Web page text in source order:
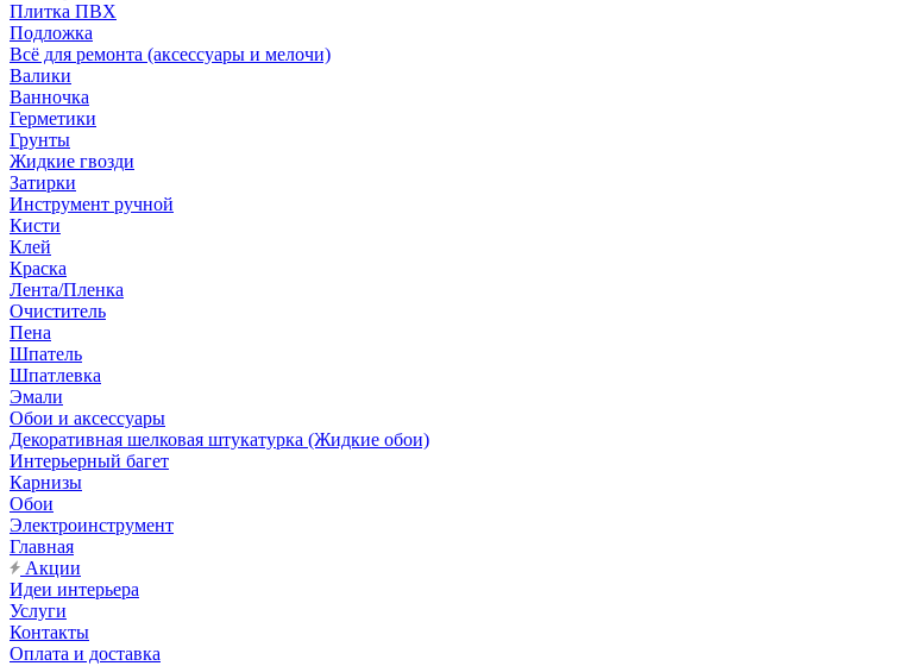
Плитка ПВХ
Подложка
Всё для ремонта (аксессуары и мелочи)
Валики
Ванночка
Герметики
Грунты
Жидкие гвозди
Затирки
Инструмент ручной
Кисти
Клей
Краска
Лента/Пленка
Очиститель
Пена
Шпатель
Шпатлевка
Эмали
Обои и аксессуары
Декоративная шелковая штукатурка (Жидкие обои)
Интерьерный багет
Карнизы
Обои
Электроинструмент
Главная
Акции
Идеи интерьера
Услуги
Контакты
Оплата и доставка